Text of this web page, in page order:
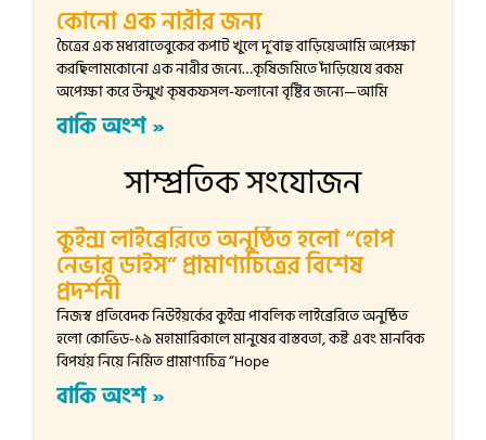
কোনো এক নারীর জন্য
চৈত্রের এক মধ্যরাতেবুকের কপাট খুলে দু’বাহু বাড়িয়েআমি অপেক্ষা
করছিলামকোনো এক নারীর জন্যে…কৃষিজমিতে দাঁড়িয়েযে রকম
অপেক্ষা করে উন্মুখ কৃষকফসল-ফলানো বৃষ্টির জন্যে—আমি
বাকি অংশ »
সাম্প্রতিক সংযোজন
কুইন্স লাইব্রেরিতে অনুষ্ঠিত হলো “হোপ
নেভার ডাইস” প্রামাণ্যচিত্রের বিশেষ
প্রদর্শনী
নিজস্ব প্রতিবেদক নিউইয়র্কের কুইন্স পাবলিক লাইব্রেরিতে অনুষ্ঠিত
হলো কোভিড-১৯ মহামারিকালে মানুষের বাস্তবতা, কষ্ট এবং মানবিক
বিপর্যয় নিয়ে নির্মিত প্রামাণ্যচিত্র “Hope
বাকি অংশ »